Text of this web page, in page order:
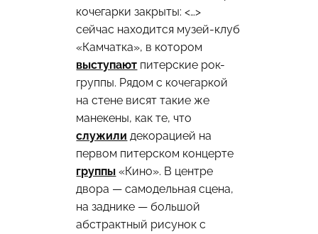
кочегарки закрыты: <…>
сейчас находится музей-клуб
«Камчатка», в котором
выступают питерские рок-
группы. Рядом с кочегаркой
на стене висят такие же
манекены, как те, что
служили декорацией на
первом питерском концерте
группы «Кино». В центре
двора — самодельная сцена,
на заднике — большой
абстрактный рисунок с